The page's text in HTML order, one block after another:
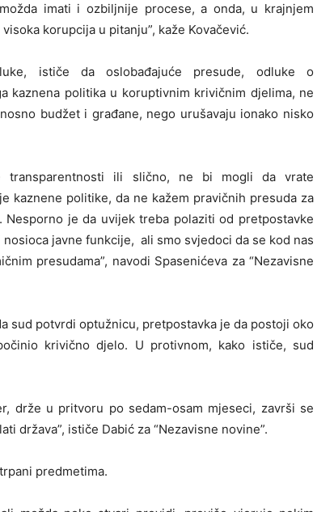
imati i ozbiljnije procese, a onda, u krajnjem
korupcija u pitanju”, kaže Kovačević.
ističe da oslobađajuće presude, odluke o
kaznena politika u koruptivnim krivičnim djelima, ne
budžet i građane, nego urušavaju ionako nisko
transparentnosti ili slično, ne bi mogli da vrate
kaznene politike, da ne kažem pravičnih presuda za
je da uvijek treba polaziti od pretpostavke
javne funkcije, ali smo svjedoci da se kod nas
presudama”, navodi Spasenićeva za “Nezavisne
sud potvrdi optužnicu, pretpostavka je da postoji oko
krivično djelo. U protivnom, kako ističe, sud
drže u pritvoru po sedam-osam mjeseci, završi se
država”, ističe Dabić za “Nezavisne novine”.
predmetima.